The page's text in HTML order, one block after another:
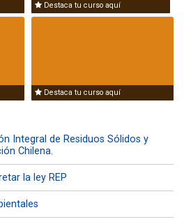
Destaca tu curso aquí
Destaca tu curso aquí
Integral de Residuos Sólidos y
Chilena.
la ley REP